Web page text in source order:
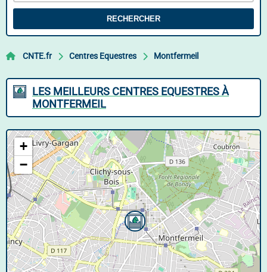
RECHERCHER
CNTE.fr Centres Equestres Montfermeil
LES MEILLEURS CENTRES EQUESTRES À
MONTFERMEIL
+
−